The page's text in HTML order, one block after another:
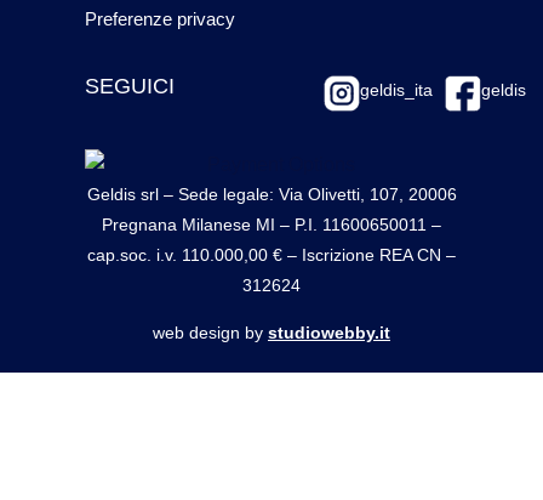
Preferenze privacy
SEGUICI geldis_ita geldis
Geldis srl – Sede legale: Via Olivetti, 107, 20006
Pregnana Milanese MI – P.I. 11600650011 –
cap.soc. i.v. 110.000,00 € – Iscrizione REA CN –
312624
web design by studiowebby.it